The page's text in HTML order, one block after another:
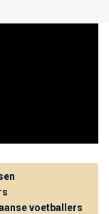
voetballers